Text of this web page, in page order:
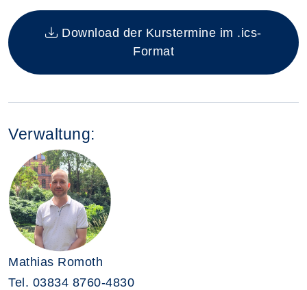
Insgesamt gibt es 1 Termine zum diesen Kurs
Download der Kurstermine im .ics-
Format
Verwaltung:
Mathias Romoth
Tel. 03834 8760-4830